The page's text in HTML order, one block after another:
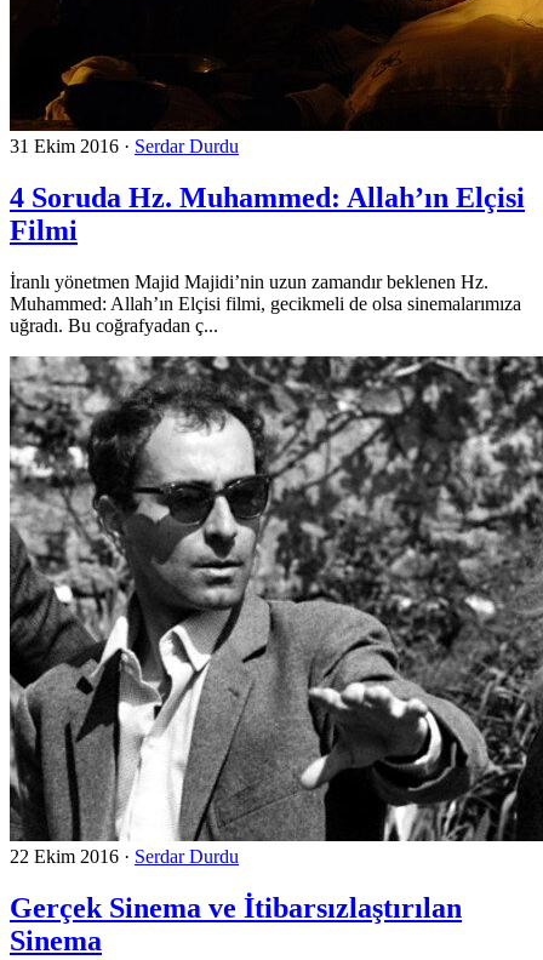
31 Ekim 2016 · Serdar Durdu
4 Soruda Hz. Muhammed: Allah’ın Elçisi
Filmi
İranlı yönetmen Majid Majidi’nin uzun zamandır beklenen Hz.
Muhammed: Allah’ın Elçisi filmi, gecikmeli de olsa sinemalarımıza
uğradı. Bu coğrafyadan ç...
22 Ekim 2016 · Serdar Durdu
Gerçek Sinema ve İtibarsızlaştırılan
Sinema